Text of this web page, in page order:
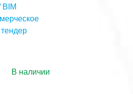
BIM
В наличии